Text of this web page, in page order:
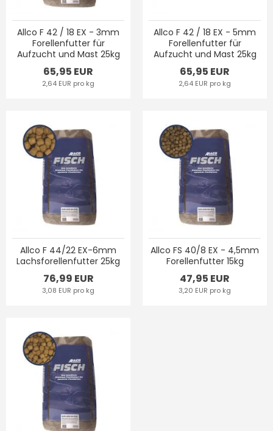
Allco F 42 / 18 EX - 3mm
Forellenfutter für
Aufzucht und Mast 25kg
65,95 EUR
2,64 EUR pro kg
Allco F 42 / 18 EX - 5mm
Forellenfutter für
Aufzucht und Mast 25kg
65,95 EUR
2,64 EUR pro kg
Allco F 44/22 EX-6mm
Lachsforellenfutter 25kg
76,99 EUR
3,08 EUR pro kg
Allco FS 40/8 EX - 4,5mm
Forellenfutter 15kg
47,95 EUR
3,20 EUR pro kg